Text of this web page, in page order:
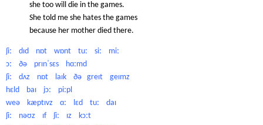
she too will die in the games.
She told me she hates the games
because her mother died there.
ʃiː dɪd nɒt wɒnt tuː siː miː
ɔː ðə prɪnˈsɛs hɑːmd
ʃiː dʌz nɒt laɪk ðə greɪt geɪmz
hɛld baɪ jɔː piːpl
weə kæptɪvz ɑː lɛd tuː daɪ
ʃiː nəʊz ɪf ʃiː ɪz kɔːt